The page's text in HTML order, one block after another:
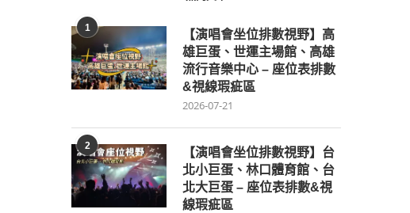
1
【演唱會坐位排數視野】高
雄巨蛋、世運主場館、高雄
流行音樂中心 – 座位表排數
&視線瑕疵區
2026-07-21
2
【演唱會坐位排數視野】台
北小巨蛋、林口體育館、台
北大巨蛋 – 座位表排數&視
線瑕疵區